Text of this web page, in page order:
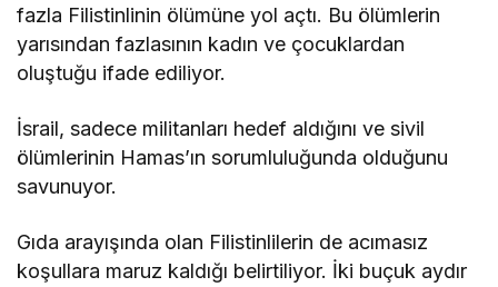
fazla Filistinlinin ölümüne yol açtı. Bu ölümlerin
yarısından fazlasının kadın ve çocuklardan
oluştuğu ifade ediliyor.
İsrail, sadece militanları hedef aldığını ve sivil
ölümlerinin Hamas’ın sorumluluğunda olduğunu
savunuyor.
Gıda arayışında olan Filistinlilerin de acımasız
koşullara maruz kaldığı belirtiliyor. İki buçuk aydır